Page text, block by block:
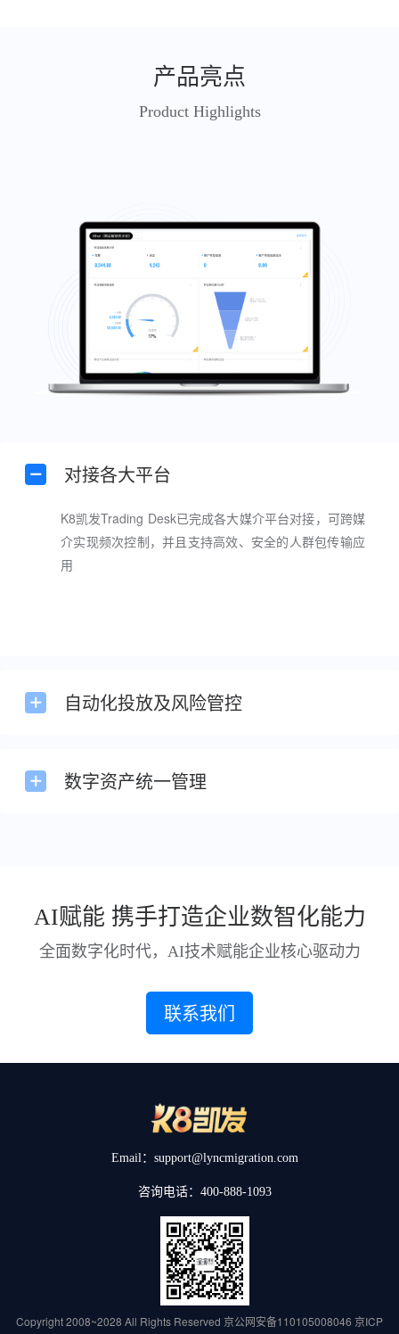
产品亮点
Product Highlights
对接各大平台
K8凯发Trading Desk已完成各大媒介平台对接，可跨媒
介实现频次控制，并且支持高效、安全的人群包传输应
用
自动化投放及风险管控
数字资产统一管理
AI赋能 携手打造企业数智化能力
全面数字化时代，AI技术赋能企业核心驱动力
联系我们
Email：support@lyncmigration.com
咨询电话：400-888-1093
Copyright 2008~2028 All Rights Reserved 京公网安备110105008046 京ICP